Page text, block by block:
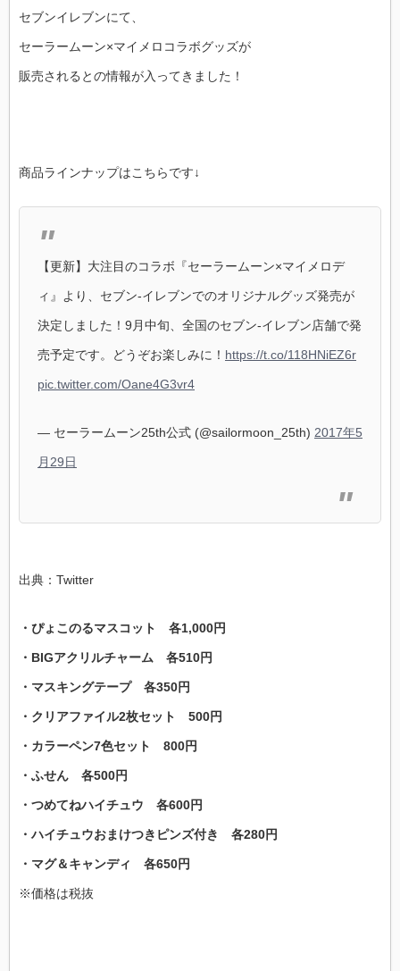
セブンイレブンにて、
セーラームーン×マイメロコラボグッズが
販売されるとの情報が入ってきました！
商品ラインナップはこちらです↓
【更新】大注目のコラボ『セーラームーン×マイメロデ
ィ』より、セブン‐イレブンでのオリジナルグッズ発売が
決定しました！9月中旬、全国のセブン‐イレブン店舗で発
売予定です。どうぞお楽しみに！ https://t.co/118HNiEZ6r
pic.twitter.com/Oane4G3vr4
— セーラームーン25th公式 (@sailormoon_25th) 2017年5
月29日
出典：Twitter
・ぴょこのるマスコット 各1,000円
・BIGアクリルチャーム 各510円
・マスキングテープ 各350円
・クリアファイル2枚セット 500円
・カラーペン7色セット 800円
・ふせん 各500円
・つめてねハイチュウ 各600円
・ハイチュウおまけつきピンズ付き 各280円
・マグ＆キャンディ 各650円
※価格は税抜